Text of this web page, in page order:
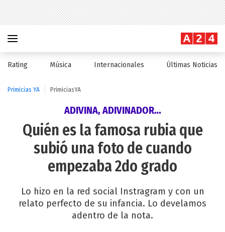
Rating Música Internacionales Últimas Noticias
Primicias YA PrimiciasYA
ADIVINA, ADIVINADOR…
Quién es la famosa rubia que
subió una foto de cuando
empezaba 2do grado
Lo hizo en la red social Instragram y con un
relato perfecto de su infancia. Lo develamos
adentro de la nota.